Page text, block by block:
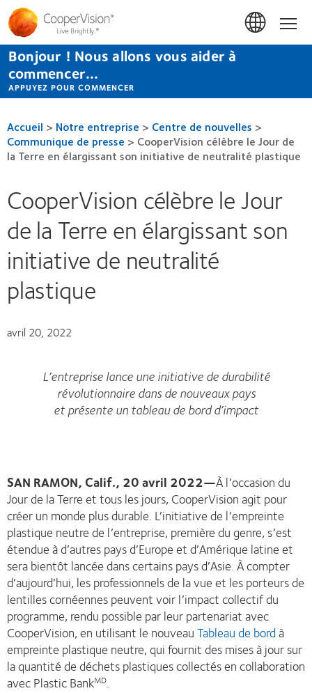
Aller
au
contenu
principal
Bonjour ! Nous allons vous aider à
commencer...
APPUYEZ POUR COMMENCER
Accueil > Notre entreprise > Centre de nouvelles >
Communique de presse > CooperVision célèbre le Jour de
la Terre en élargissant son initiative de neutralité plastique
CooperVision célèbre le Jour
de la Terre en élargissant son
initiative de neutralité
plastique
avril 20, 2022
L’entreprise lance une initiative de durabilité
révolutionnaire dans de nouveaux pays
et présente un tableau de bord d’impact
SAN RAMON, Calif., 20 avril 2022—À l’occasion du
Jour de la Terre et tous les jours, CooperVision agit pour
créer un monde plus durable. L’initiative de l’empreinte
plastique neutre de l’entreprise, première du genre, s’est
étendue à d’autres pays d’Europe et d’Amérique latine et
sera bientôt lancée dans certains pays d’Asie. À compter
d’aujourd’hui, les professionnels de la vue et les porteurs de
lentilles cornéennes peuvent voir l’impact collectif du
programme, rendu possible par leur partenariat avec
CooperVision, en utilisant le nouveauTableau de bordà
empreinte plastique neutre, qui fournit des mises à jour sur
la quantité de déchets plastiques collectés en collaboration
avec Plastic BankMD.